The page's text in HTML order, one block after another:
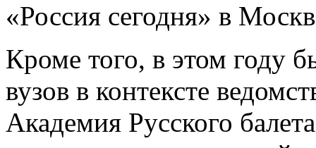
«Россия сегодня» в
Кроме того, в этом году
вузов в контексте
Академия Русского